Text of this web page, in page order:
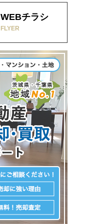
WEBチラシ
FLYER